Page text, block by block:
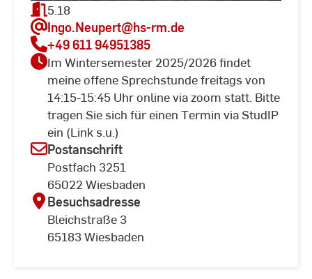
5.18
Ingo.Neupert@hs-rm.de
+49 611 94951385
Im Wintersemester 2025/2026 findet
meine offene Sprechstunde freitags von
14:15-15:45 Uhr online via zoom statt. Bitte
tragen Sie sich für einen Termin via StudIP
ein (Link s.u.)
Postanschrift
Postfach 3251
65022 Wiesbaden
Besuchsadresse
Bleichstraße 3
65183 Wiesbaden